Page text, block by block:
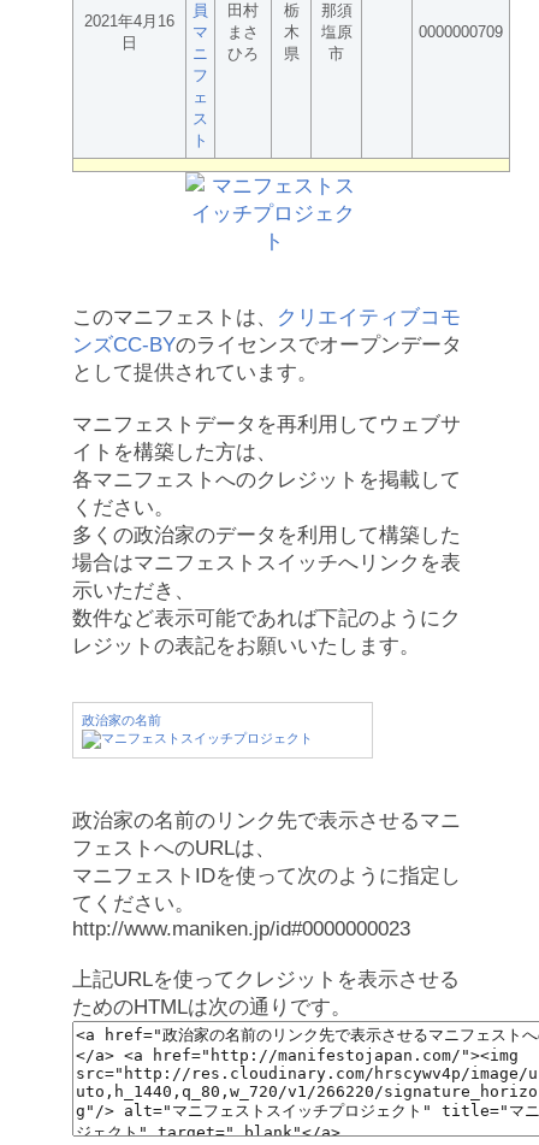
2021年4月16
日
員
マ
ニ
フ
ェ
ス
ト
田村
まさ
ひろ
栃
木
県
那須
塩原
市
0000000709
このマニフェストは、
クリエイティブコモ
ンズCC-BYのライセンスでオープンデータ
として提供されています。
マニフェストデータを再利用してウェブサ
イトを構築した方は、
各マニフェストへのクレジットを掲載して
ください。
多くの政治家のデータを利用して構築した
場合はマニフェストスイッチへリンクを表
示いただき、
数件など表示可能であれば下記のようにク
レジットの表記をお願いいたします。
政治家の名前
政治家の名前のリンク先で表示させるマニ
フェストへのURLは、
マニフェストIDを使って次のように指定し
てください。
http://www.maniken.jp/id#0000000023
上記URLを使ってクレジットを表示させる
ためのHTMLは次の通りです。